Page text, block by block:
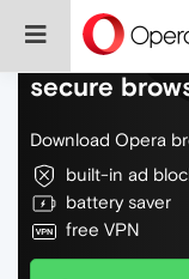
Do more on
secure
Download Opera
built-in ad
battery saver
free VPN